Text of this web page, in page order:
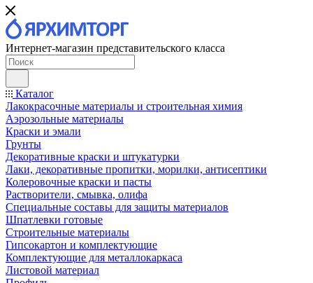
Интернет-магазин представительского класса
Каталог
Лакокрасочные материалы и строительная химия
Аэрозольные материалы
Краски и эмали
Грунты
Декоративные краски и штукатурки
Лаки, декоративные пропитки, морилки, антисептики
Колеровочные краски и пасты
Растворители, смывка, олифа
Специальные составы для защиты материалов
Шпатлевки готовые
Строительные материалы
Гипсокартон и комплектующие
Комплектующие для металлокаркаса
Листовой материал